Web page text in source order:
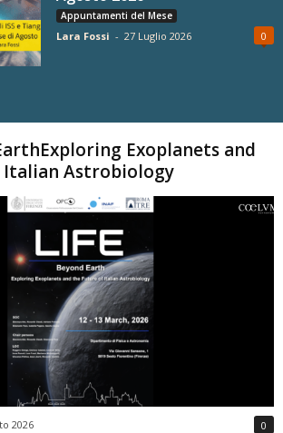
Appuntamenti del Mese
Lara Fossi - 27 Luglio 2026 0
Exoplanets and
Astrobiology
2026 0